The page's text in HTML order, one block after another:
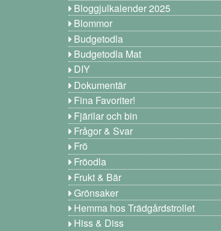
Bloggjulkalender 2025
Blommor
Budgetodla
Budgetodla Mat
DIY
Dokumentär
Fina Favoriter!
Fjärilar och bin
Frågor & Svar
Frö
Fröodla
Frukt & Bär
Grönsaker
Hemma hos Trädgårdstrollet
Hiss & Diss